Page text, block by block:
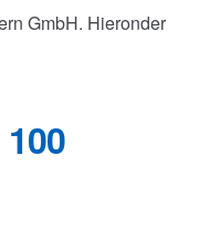
GmbH. Hieronder